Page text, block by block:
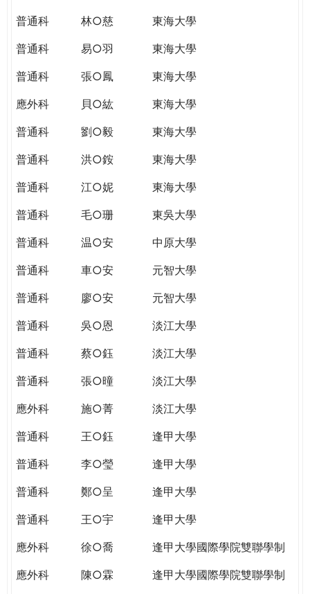
普通科
林○慈
東海大學
普通科
易○羽
東海大學
普通科
張○鳳
東海大學
應外科
貝○紘
東海大學
普通科
劉○毅
東海大學
普通科
洪○銨
東海大學
普通科
江○妮
東海大學
普通科
毛○珊
東吳大學
普通科
温○安
中原大學
普通科
車○安
元智大學
普通科
廖○安
元智大學
普通科
吳○恩
淡江大學
普通科
蔡○鈺
淡江大學
普通科
張○曈
淡江大學
應外科
施○菁
淡江大學
普通科
王○鈺
逢甲大學
普通科
李○瑩
逢甲大學
普通科
鄭○呈
逢甲大學
普通科
王○宇
逢甲大學
應外科
徐○喬
逢甲大學國際學院雙聯學制
應外科
陳○霖
逢甲大學國際學院雙聯學制